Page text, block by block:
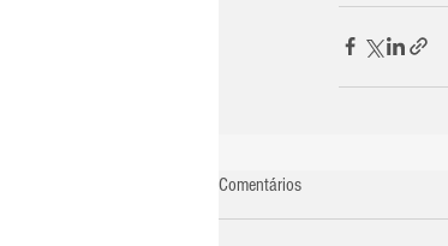
Comentários